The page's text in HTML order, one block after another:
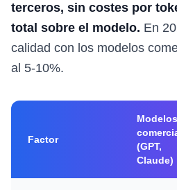
terceros, sin costes por
total sobre el modelo. En
calidad con los modelos
al 5-10%.
Factor
Modelos
(GPT,
Claude)